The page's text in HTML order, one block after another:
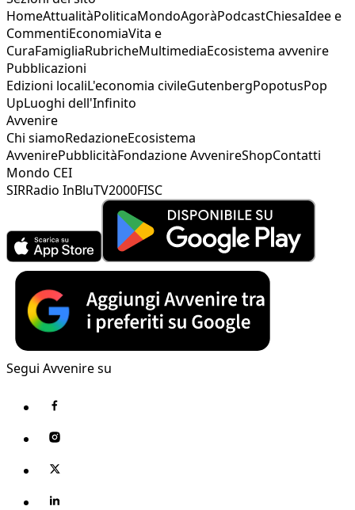
HomeAttualitàPoliticaMondoAgoràPodcastChiesaIdee e
CommentiEconomiaVita e
CuraFamigliaRubricheMultimediaEcosistema avvenire
Pubblicazioni
Edizioni localiL'economia civileGutenbergPopotusPop
UpLuoghi dell'Infinito
Avvenire
Chi siamoRedazioneEcosistema
AvvenirePubblicitàFondazione AvvenireShopContatti
Mondo CEI
SIRRadio InBluTV2000FISC
Segui Avvenire su